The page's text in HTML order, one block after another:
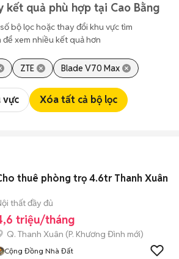
kết quả phù hợp tại Cao Bằng
bộ lọc hoặc thay đổi khu vực tìm
để xem nhiều kết quả hơn
ZTE Blade V70 Max
vực Xóa tất cả bộ lọc
thuê phòng trọ 4.6tr Thanh Xuân
thất đầy đủ
triệu/tháng
Q. Thanh Xuân (P. Khương Đình mới)
Cộng Đồng Nhà Đất